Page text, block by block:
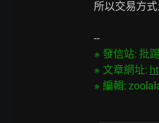
所以交易方
※ 發信站: 批
※ 文章網址: